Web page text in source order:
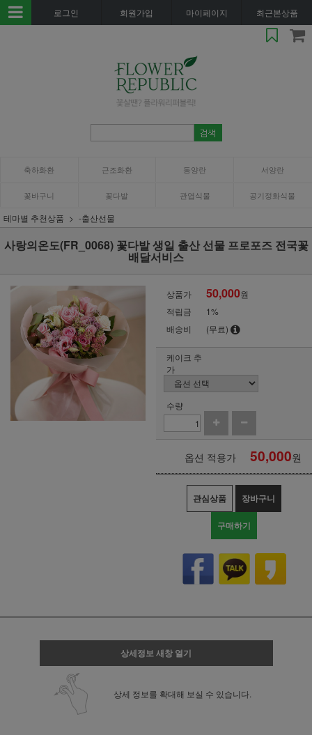
로그인 회원가입 마이페이지 최근본상품
축하화환 근조화환 동양란 서양란
꽃바구니 꽃다발 관엽식물 공기정화식물
테마별 추천상품 -출산선물
사랑의온도(FR_0068) 꽃다발 생일 출산 선물 프로포즈 전국꽃
배달서비스
상품가 50,000원
적립금
1%
배송비
(무료)
케이크 추
가
수량
옵션 적용가 50,000원
관심상품 장바구니
구매하기
상세정보 새창 열기
상세 정보를 확대해 보실 수 있습니다.